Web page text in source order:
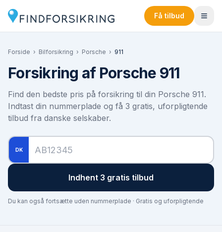
Få tilbud
Forside › Bilforsikring › Porsche › 911
Forsikring af Porsche 911
Find den bedste pris på forsikring til din Porsche 911.
Indtast din nummerplade og få 3 gratis, uforpligtende
tilbud fra danske selskaber.
DK
Indhent 3 gratis tilbud
Du kan også fortsætte uden nummerplade · Gratis og uforpligtende